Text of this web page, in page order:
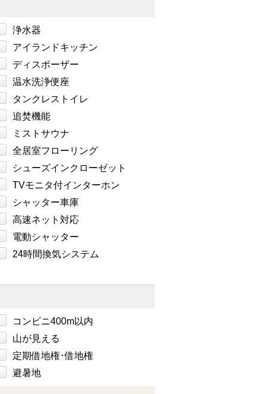
浄水器
アイランドキッチン
ディスポーザー
温水洗浄便座
タンクレストイレ
追焚機能
ミストサウナ
全居室フローリング
シューズインクローゼット
TVモニタ付インターホン
シャッター車庫
高速ネット対応
電動シャッター
24時間換気システム
コンビニ400m以内
山が見える
定期借地権･借地権
避暑地